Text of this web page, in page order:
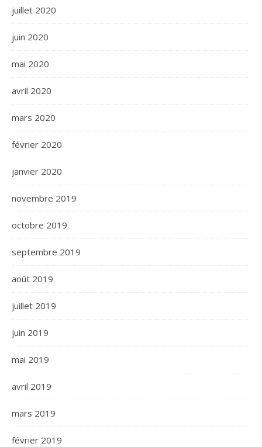
juillet 2020
juin 2020
mai 2020
avril 2020
mars 2020
février 2020
janvier 2020
novembre 2019
octobre 2019
septembre 2019
août 2019
juillet 2019
juin 2019
mai 2019
avril 2019
mars 2019
février 2019